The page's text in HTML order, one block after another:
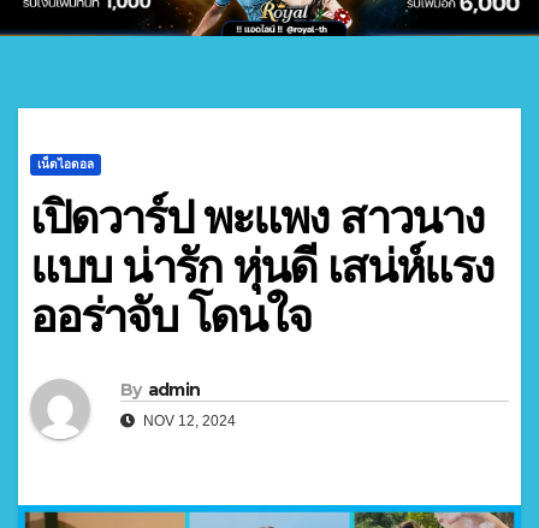
เน็ตไอดอล
เปิดวาร์ป พะแพง สาวนาง
แบบ น่ารัก หุ่นดี เสน่ห์แรง
ออร่าจับ โดนใจ
By admin
NOV 12, 2024